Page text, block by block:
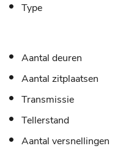
Type
Aantal deuren
Aantal zitplaatsen
Transmissie
Tellerstand
Aantal versnellingen